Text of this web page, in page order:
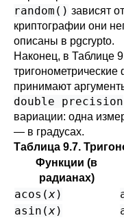
random() зависят
криптографии они
описаны в pgcrypto.
Наконец, в Таблице
принимают
double precision
вариации: одна
— в градусах.
Таблица 9.7.
Функции (в
радианах)
acos(x)
asin(x)